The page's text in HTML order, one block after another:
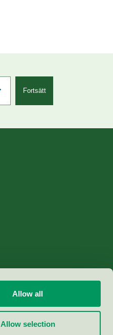
Allow all
Allow selection
Fortsätt